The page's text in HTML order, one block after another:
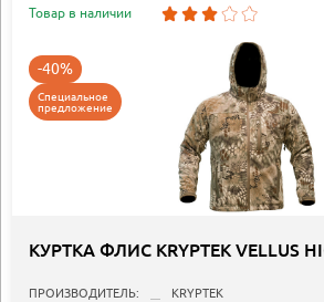
Товар в наличии
-40%
Специальное
предложение
КУРТКА ФЛИС KRYPTEK VELLUS
ПРОИЗВОДИТЕЛЬ:
KRYPTEK